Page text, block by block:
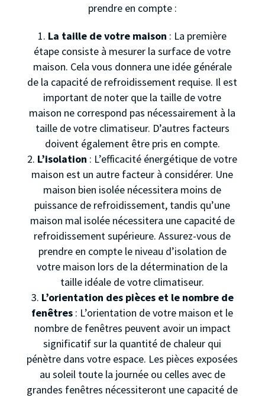
prendre en compte :
La taille de votre maison : La première
étape consiste à mesurer la surface de votre
maison. Cela vous donnera une idée générale
de la capacité de refroidissement requise. Il est
important de noter que la taille de votre
maison ne correspond pas nécessairement à la
taille de votre climatiseur. D’autres facteurs
doivent également être pris en compte.
L’isolation : L’efficacité énergétique de votre
maison est un autre facteur à considérer. Une
maison bien isolée nécessitera moins de
puissance de refroidissement, tandis qu’une
maison mal isolée nécessitera une capacité de
refroidissement supérieure. Assurez-vous de
prendre en compte le niveau d’isolation de
votre maison lors de la détermination de la
taille idéale de votre climatiseur.
L’orientation des pièces et le nombre de
fenêtres : L’orientation de votre maison et le
nombre de fenêtres peuvent avoir un impact
significatif sur la quantité de chaleur qui
pénètre dans votre espace. Les pièces exposées
au soleil toute la journée ou celles avec de
grandes fenêtres nécessiteront une capacité de